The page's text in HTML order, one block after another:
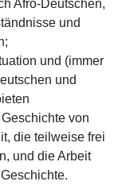
Afro-Deutschen,
und
und (immer
und
von
die teilweise frei
und die Arbeit